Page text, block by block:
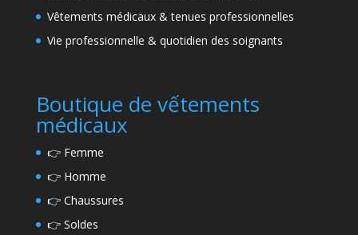
Vêtements médicaux & tenues professionnelles
Vie professionnelle & quotidien des soignants
Boutique de vếtements
médicaux
👉 Femme
👉 Homme
👉 Chaussures
👉 Soldes